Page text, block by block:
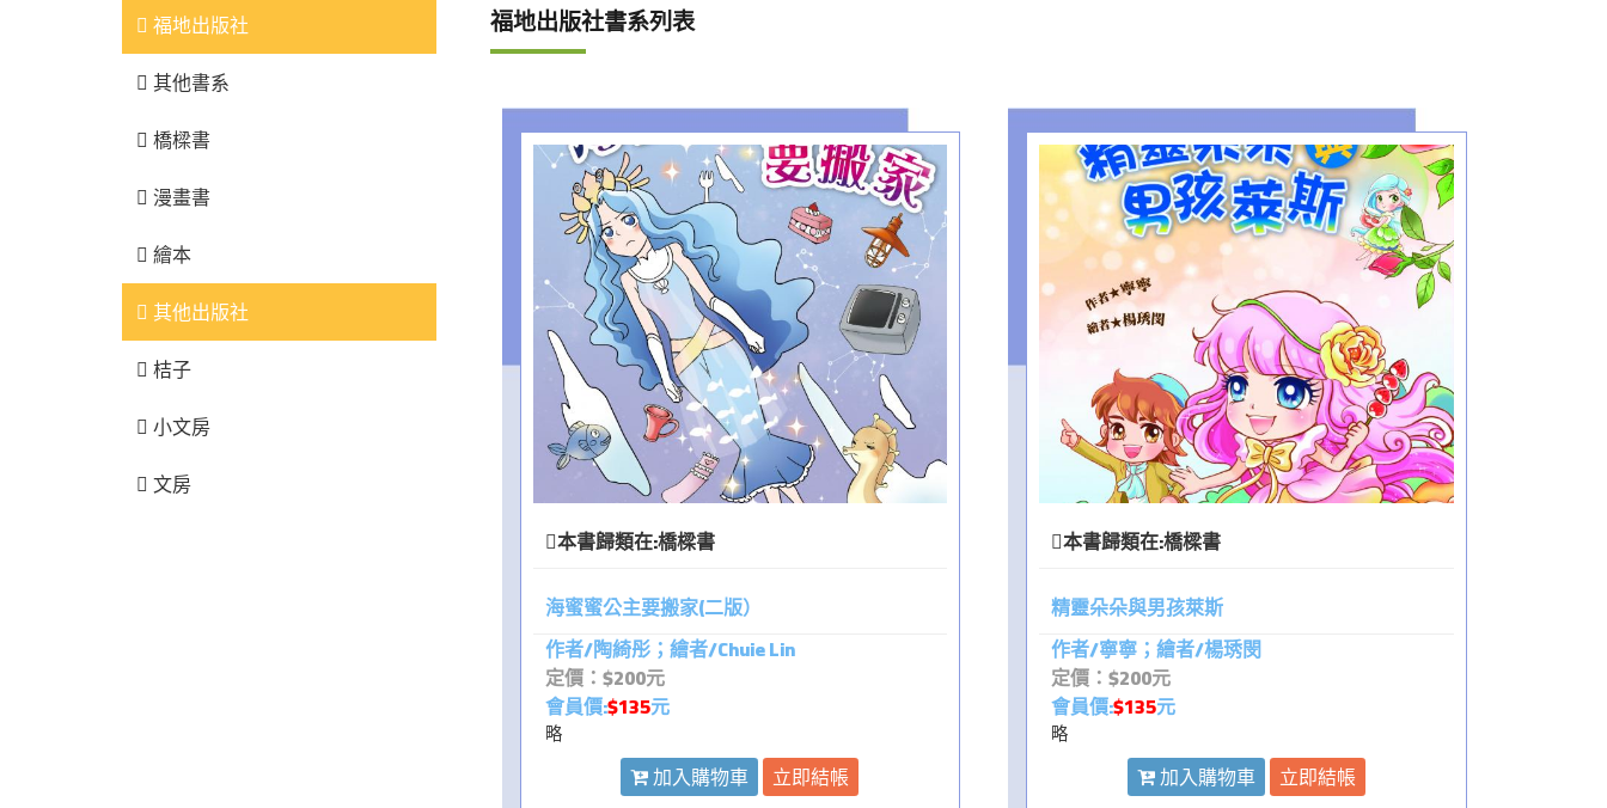
福地出版社
其他書系
橋樑書
漫畫書
繪本
其他出版社
桔子
小文房
文房
福地出版社書系列表
本書歸類在:橋樑書
海蜜蜜公主要搬家(二版）
作者/陶綺彤；繪者/Chuie Lin
定價：$200元
會員價:$135元
略
加入購物車 立即結帳
本書歸類在:橋樑書
精靈朵朵與男孩萊斯
作者/寧寧；繪者/楊琇閔
定價：$200元
會員價:$135元
略
加入購物車 立即結帳